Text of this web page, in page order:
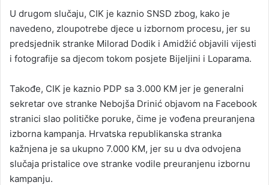
U drugom slučaju, CIK je kaznio SNSD zbog, kako je
navedeno, zloupotrebe djece u izbornom procesu, jer su
predsjednik stranke Milorad Dodik i Amidžić objavili vijesti
i fotografije sa djecom tokom posjete Bijeljini i Loparama.
Takođe, CIK je kaznio PDP sa 3.000 KM jer je generalni
sekretar ove stranke Nebojša Drinić objavom na Facebook
stranici slao političke poruke, čime je vođena preuranjena
izborna kampanja. Hrvatska republikanska stranka
kažnjena je sa ukupno 7.000 KM, jer su u dva odvojena
slučaja pristalice ove stranke vodile preuranjenu izbornu
kampanju.